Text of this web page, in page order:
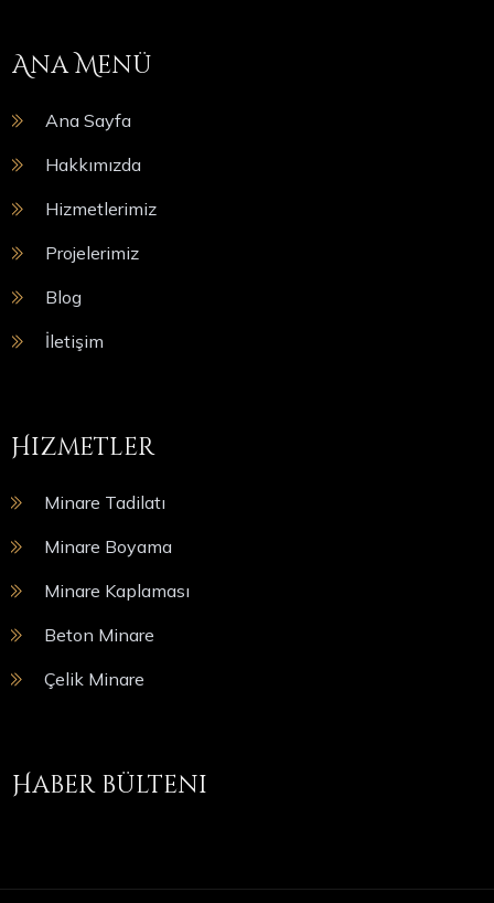
Ana Menü
Ana Sayfa
Hakkımızda
Hizmetlerimiz
Projelerimiz
Blog
İletişim
Hizmetler
Minare Tadilatı
Minare Boyama
Minare Kaplaması
Beton Minare
Çelik Minare
Haber bülteni